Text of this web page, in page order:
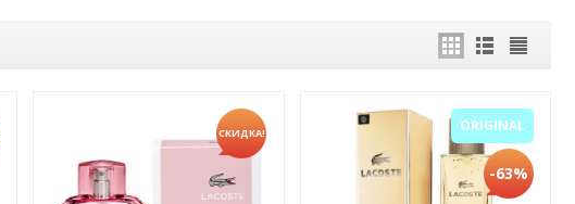
СКИДКА! ORIGINAL
-63%